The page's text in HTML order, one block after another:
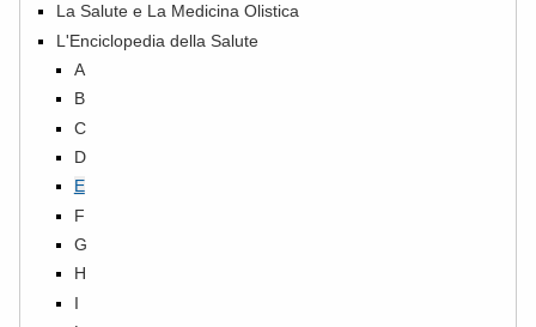
La Salute e La Medicina Olistica
L'Enciclopedia della Salute
A
B
C
D
E
F
G
H
I